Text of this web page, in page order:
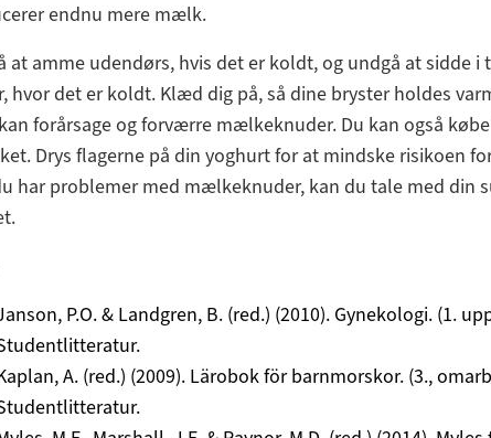
endnu mere mælk.
at amme udendørs, hvis det er koldt, og undgå at sidde
hvor det er koldt. Klæd dig på, så dine bryster holdes
forårsage og forværre mælkeknuder. Du kan også købe
Drys flagerne på din yoghurt for at mindske risikoen
har problemer med mælkeknuder, kan du tale med din
P.O. & Landgren, B. (red.) (2010). Gynekologi. (1.
A. (red.) (2009). Lärobok för barnmorskor. (3.,